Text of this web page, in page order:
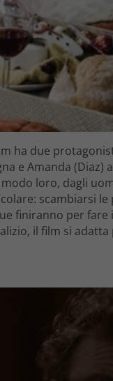
ha due
e Amanda (Diaz)
loro, dagli
scambiarsi
finiranno per
il film si